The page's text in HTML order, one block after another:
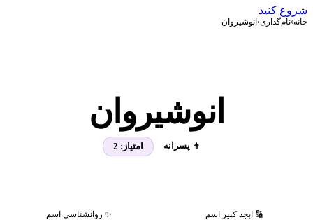
شروع کنید
خانه›نام‌گذاری› انوشیروان
انوشیروان
👦 پسرانه امتیاز: 2
🔢 ابجد کبیر اسم ✨ روانشناسی اسم